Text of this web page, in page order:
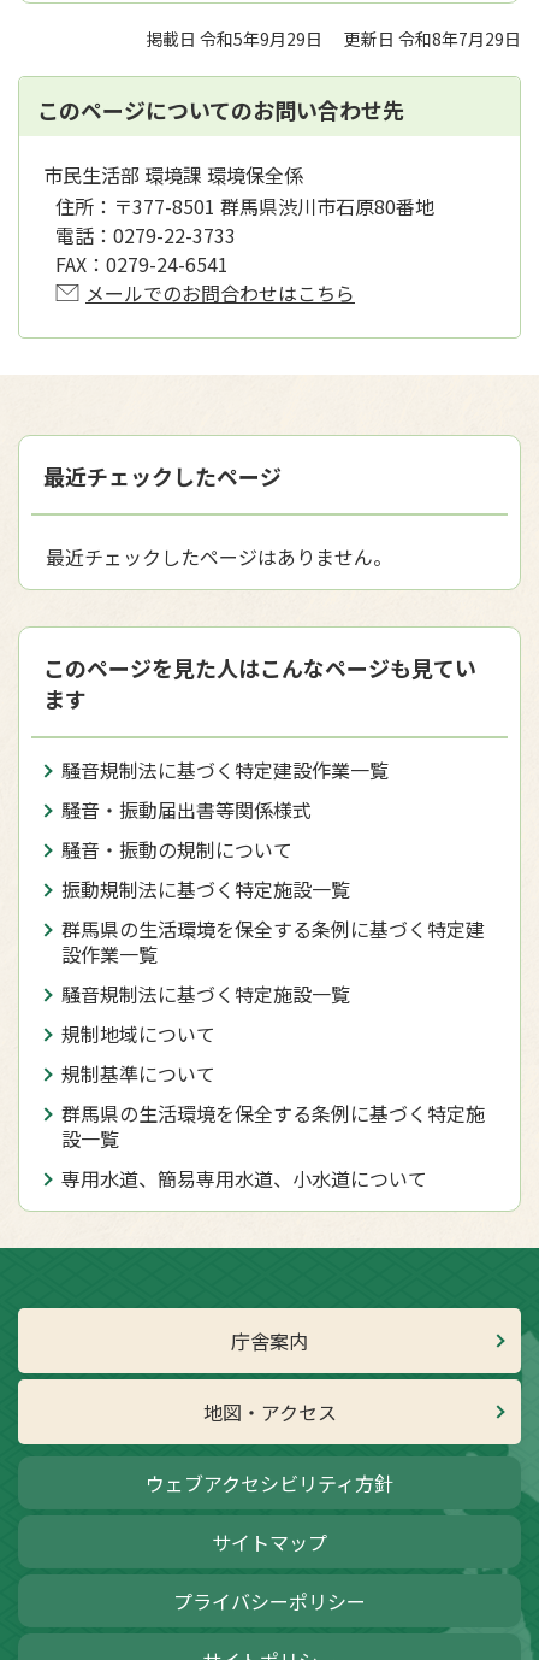
掲載日 令和5年9月29日 更新日 令和8年7月29日
このページについてのお問い合わせ先
市民生活部 環境課 環境保全係
住所： 〒377-8501 群馬県渋川市石原80番地
電話： 0279-22-3733
FAX： 0279-24-6541
メールでのお問合わせはこちら
最近チェックしたページ
最近チェックしたページはありません。
このページを見た人はこんなページも見てい
ます
騒音規制法に基づく特定建設作業一覧
騒音・振動届出書等関係様式
騒音・振動の規制について
振動規制法に基づく特定施設一覧
群馬県の生活環境を保全する条例に基づく特定建
設作業一覧
騒音規制法に基づく特定施設一覧
規制地域について
規制基準について
群馬県の生活環境を保全する条例に基づく特定施
設一覧
専用水道、簡易専用水道、小水道について
庁舎案内
地図・アクセス
ウェブアクセシビリティ方針
サイトマップ
プライバシーポリシー